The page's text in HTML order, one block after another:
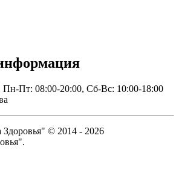
Пн-Пт: 08:00-20:00, Сб-Вс: 10:00-18:00
© 2014 - 2026